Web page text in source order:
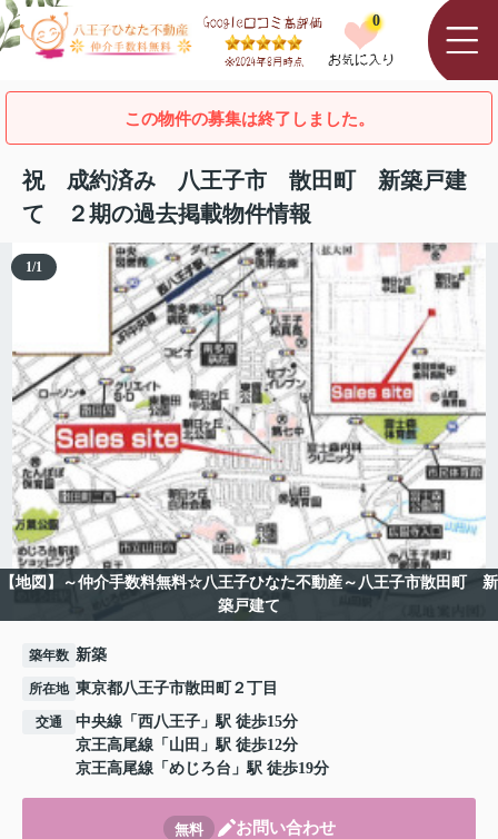
0
この物件の募集は終了しました。
祝 成約済み 八王子市 散田町 新築戸建
て ２期の過去掲載物件情報
【地図】～仲介手数料無料☆八王子ひなた不動産～八王子市散田町 新
築戸建て
1/1
築年数 新築
所在地 東京都八王子市散田町２丁目
交通 中央線 「 西八王子 」駅 徒歩15分
京王高尾線 「 山田 」駅 徒歩12分
京王高尾線 「 めじろ台 」駅 徒歩19分
無料 お問い合わせ